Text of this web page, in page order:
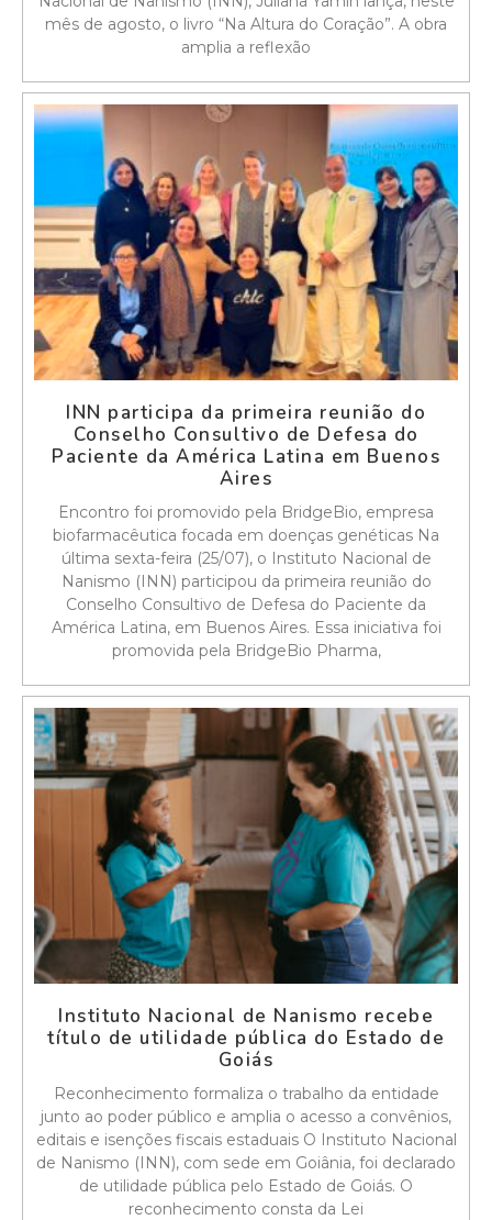
mês de agosto, o livro “Na Altura do Coração”. A obra
amplia a reflexão
INN participa da primeira reunião do
Conselho Consultivo de Defesa do
Paciente da América Latina em Buenos
Aires
Encontro foi promovido pela BridgeBio, empresa
biofarmacêutica focada em doenças genéticas Na
última sexta-feira (25/07), o Instituto Nacional de
Nanismo (INN) participou da primeira reunião do
Conselho Consultivo de Defesa do Paciente da
América Latina, em Buenos Aires. Essa iniciativa foi
promovida pela BridgeBio Pharma,
Instituto Nacional de Nanismo recebe
título de utilidade pública do Estado de
Goiás
Reconhecimento formaliza o trabalho da entidade
junto ao poder público e amplia o acesso a convênios,
editais e isenções fiscais estaduais O Instituto Nacional
de Nanismo (INN), com sede em Goiânia, foi declarado
de utilidade pública pelo Estado de Goiás. O
reconhecimento consta da Lei